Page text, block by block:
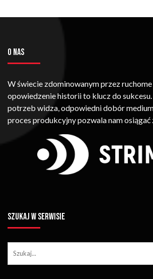
O NAS
W świecie zdominowanym przez
opowiedzenie historii to klucz do
potrzeb widza, odpowiedni dobór
proces produkcyjny pozwala nam osiągać
SZUKAJ W SERWISIE